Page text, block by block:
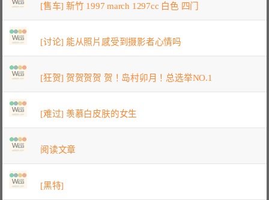
[售车] 新竹 1997 march 1297cc 白色 四门
[讨论] 能从照片感受到摄影者心情吗
[狂贺] 贺贺贺贺 贺！岛村卯月！总选举NO.1
[难过] 羡慕白皮肤的女生
阅读文章
[黑特]